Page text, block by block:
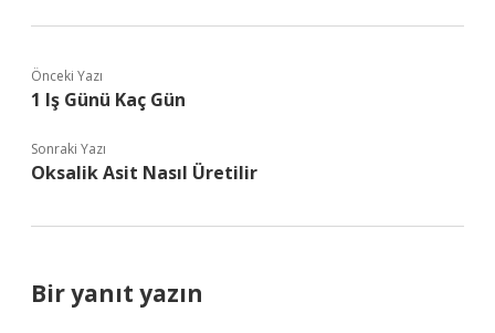
Önceki Yazı
1 Iş Günü Kaç Gün
Sonraki Yazı
Oksalik Asit Nasıl Üretilir
Bir yanıt yazın